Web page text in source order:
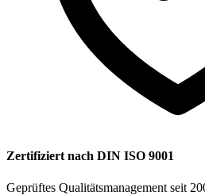
Zertifiziert nach DIN ISO 9001
Geprüftes Qualitätsmanagement seit